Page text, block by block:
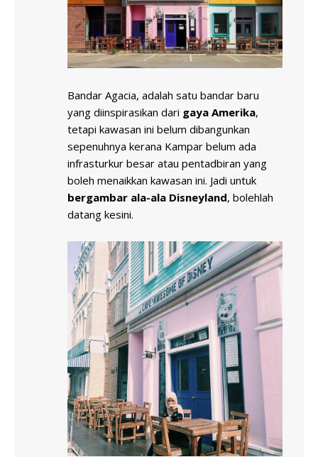
Bandar Agacia, adalah satu bandar baru
yang diinspirasikan dari gaya Amerika,
tetapi kawasan ini belum dibangunkan
sepenuhnya kerana Kampar belum ada
infrasturkur besar atau pentadbiran yang
boleh menaikkan kawasan ini. Jadi untuk
bergambar ala-ala Disneyland, bolehlah
datang kesini.